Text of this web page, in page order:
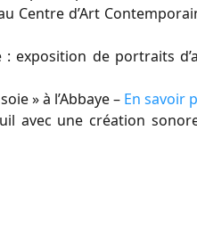
Centre d’Art
: exposition de portraits
» à l’Abbaye – En savoir
avec une création